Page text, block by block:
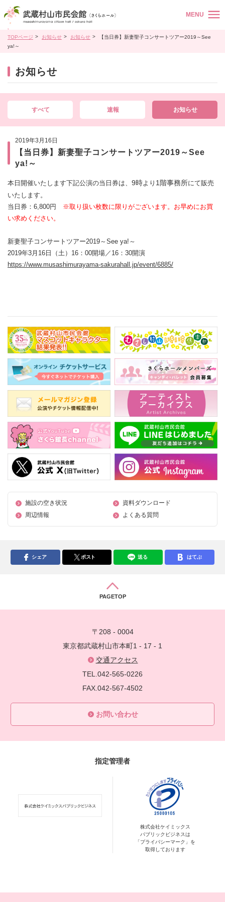
MENU
TOPページ お知らせ お知らせ
【当日券】新妻聖子コンサートツアー2019～See
ya!～
お知らせ
すべて 速報 お知らせ
2019年3月16日
【当日券】新妻聖子コンサートツアー2019～See
ya!～
本日開催いたします下記公演の当日券は、 9時より 1階事務所にて販売
いたします。
当日券：6,800円
※取り扱い枚数に限りがございます。お早めにお買
い求めください。
新妻聖子コンサートツアー2019～See ya!～
2019年3月16日（土）16：00開場／16：30開演
https://www.musashimurayama-sakurahall.jp/event/6885/
施設の空き状況
資料ダウンロード
周辺情報
よくある質問
シェア ポスト 送る はてぶ
PAGETOP
〒208 - 0004
東京都武蔵村山市本町1 - 17 - 1
交通アクセス
TEL.042-565-0226
FAX.042-567-4502
お問い合わせ
指定管理者
株式会社ケイミックス
パブリックビジネスは
「プライバシーマーク」を
取得しております